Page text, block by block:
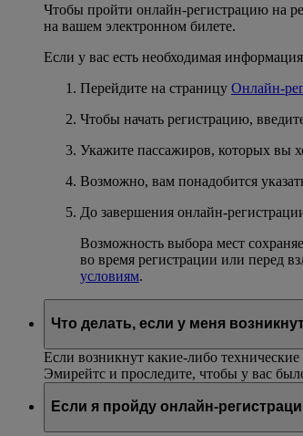
Чтобы пройти онлайн-регистрацию на
на вашем электронном билете.
Если у вас есть необходимая
Перейдите на страницу Онлайн-
Чтобы начать регистрацию,
Укажите пассажиров, которых вы
Возможно, вам понадобится
До завершения онлайн-
Возможность выбора мест
во время регистрации или перед
условиям.
Что делать, если у меня
Если возникнут какие-либо
Эмирейтс и проследите, чтобы у вас
Если я пройду онлайн-